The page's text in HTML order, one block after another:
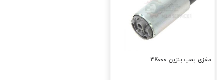
مغزی پمپ بنزین 3K000